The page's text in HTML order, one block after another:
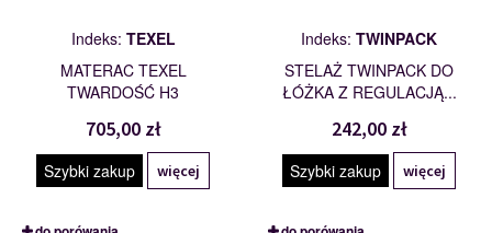
Indeks: TEXEL
MATERAC TEXEL
TWARDOŚĆ H3
705,00 zł
Szybki zakup więcej
Indeks: TWINPACK
STELAŻ TWINPACK DO
ŁÓŻKA Z REGULACJĄ...
242,00 zł
Szybki zakup więcej